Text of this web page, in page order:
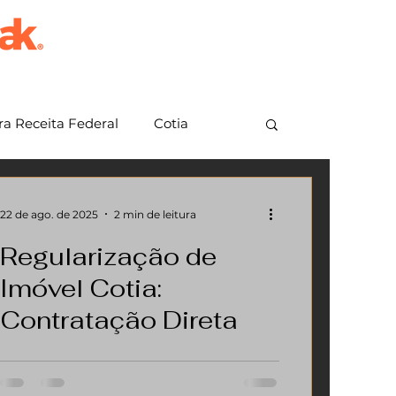
Receita Federal Cotia
Regularização de
Imóvel Cotia:
Contratação Direta
A regularização de imóvel em Cotia é
um passo essencial para quem deseja
22 de ago. de 2025 2 min de leitura